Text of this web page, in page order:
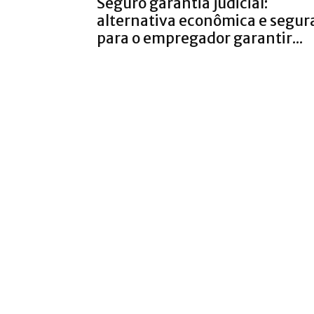
alternativa econômica e
para o empregador garantir...